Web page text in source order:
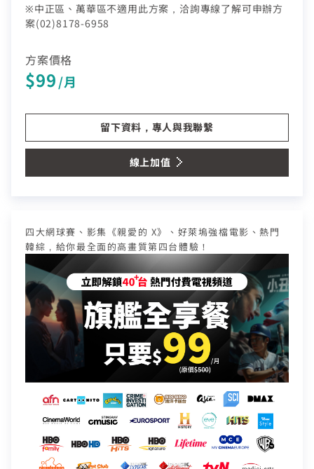
趣tv免費看
※中正區、萬華區不適用此方案，洽詢專線了解可申辦方
案(02)8178-6958
方案價格
$99/月
留下資料，專人與我聯繫
線上加值
四大網球賽、影集《親愛的 X》、好萊塢強檔電影、熱門
韓綜，給你最全面的高畫質第四台體驗！
訪客查詢帳單繳費
訂戶編號
中嘉寬頻會員登入
身分證字號